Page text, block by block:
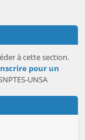
à cette section.
pour un
UNSA